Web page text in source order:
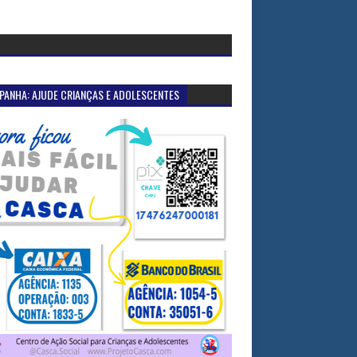
AJUDE CRIANÇAS E ADOLESCENTES